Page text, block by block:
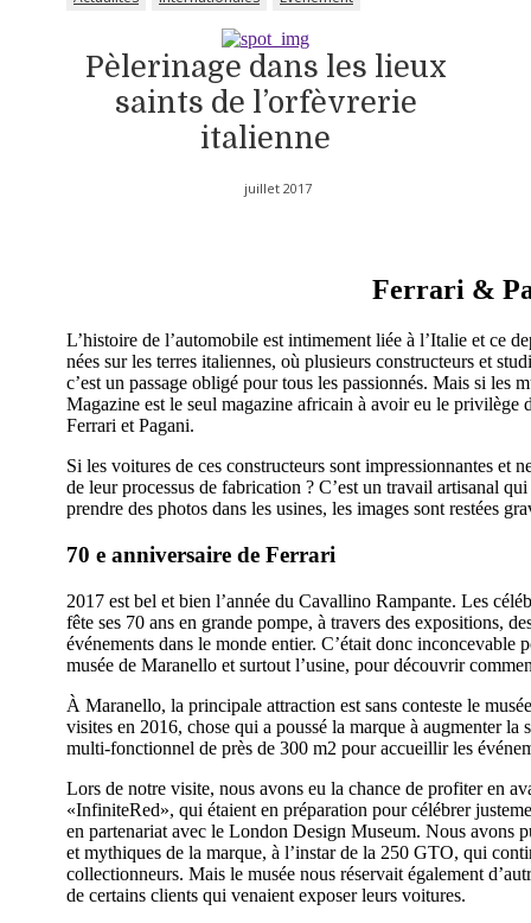
Pèlerinage dans les lieux
saints de l’orfèvrerie
italienne
juillet 2017
Ferrari &
L’histoire de l’automobile est intimement liée à l’Italie et ce
nées sur les terres italiennes, où plusieurs constructeurs et
c’est un passage obligé pour tous les passionnés. Mais si les
Magazine est le seul magazine africain à avoir eu le privilège
Ferrari et Pagani.
Si les voitures de ces constructeurs sont impressionnantes et
de leur processus de fabrication ? C’est un travail artisanal
prendre des photos dans les usines, les images sont restées
70 e anniversaire de Ferrari
2017 est bel et bien l’année du Cavallino Rampante. Les
fête ses 70 ans en grande pompe, à travers des expositions,
événements dans le monde entier. C’était donc inconcevable
musée de Maranello et surtout l’usine, pour découvrir
À Maranello, la principale attraction est sans conteste le
visites en 2016, chose qui a poussé la marque à augmenter
multi-fonctionnel de près de 300 m2 pour accueillir les
Lors de notre visite, nous avons eu la chance de profiter en
«InfiniteRed», qui étaient en préparation pour célébrer
en partenariat avec le London Design Museum. Nous avons
et mythiques de la marque, à l’instar de la 250 GTO, qui
collectionneurs. Mais le musée nous réservait également
de certains clients qui venaient exposer leurs voitures.